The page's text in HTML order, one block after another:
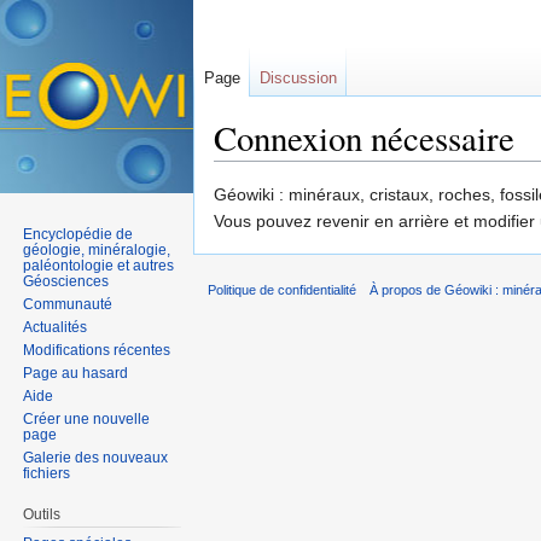
Connexion nécessaire
Géowiki : minéraux, cristaux, roches,
Vous pouvez revenir en arrière et
Page Discussion
Encyclopédie de
géologie, minéralogie,
paléontologie et autres
Géosciences
Communauté
Actualités
Modifications récentes
Page au hasard
Aide
Créer une nouvelle
page
Galerie des nouveaux
fichiers
Outils
Politique de confidentialité À propos de Géowiki :